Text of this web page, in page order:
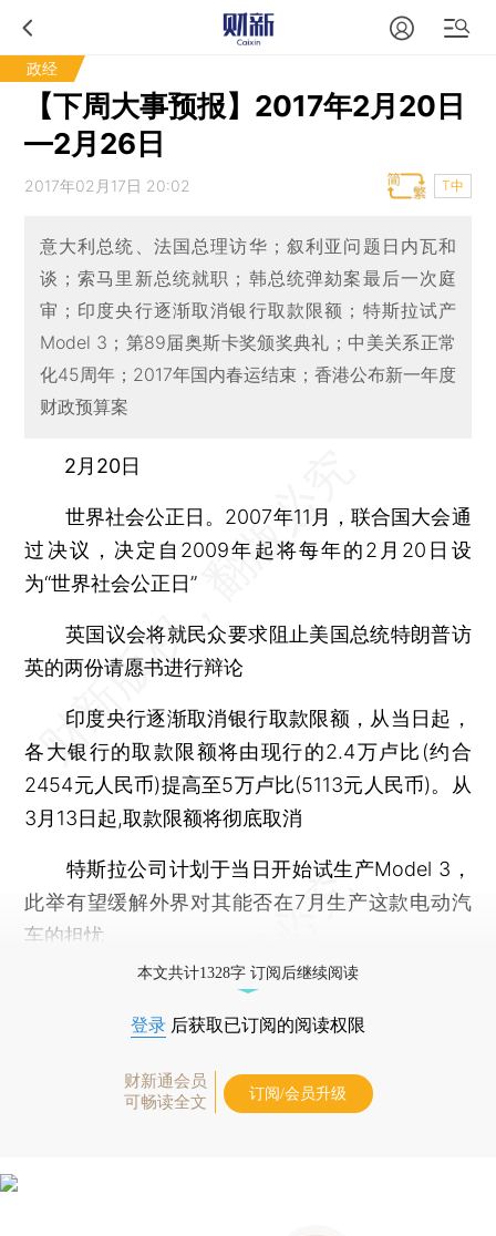
政经
【下周大事预报】2017年2月20日
—2月26日
2017年02月17日 20:02 T中
意大利总统、法国总理访华；叙利亚问题日内瓦和
谈；索马里新总统就职；韩总统弹劾案最后一次庭
审；印度央行逐渐取消银行取款限额；特斯拉试产
Model 3；第89届奥斯卡奖颁奖典礼；中美关系正常
化45周年；2017年国内春运结束；香港公布新一年度
财政预算案
2月20日
世界社会公正日。2007年11月，联合国大会通
过决议，决定自2009年起将每年的2月20日设
为“世界社会公正日”
英国议会将就民众要求阻止美国总统特朗普访
英的两份请愿书进行辩论
印度央行逐渐取消银行取款限额，从当日起，
各大银行的取款限额将由现行的2.4万卢比(约合
2454元人民币)提高至5万卢比(5113元人民币)。从
3月13日起,取款限额将彻底取消
特斯拉公司计划于当日开始试生产Model 3，
此举有望缓解外界对其能否在7月生产这款电动汽
车的担忧
本文共计1328字 订阅后继续阅读
登录 后获取已订阅的阅读权限
财新通会员
可畅读全文
订阅/会员升级